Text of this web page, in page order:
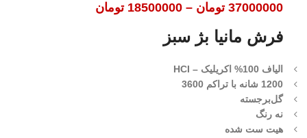
37000000 تومان –
18500000 تومان
فرش مانیا بژ سبز
الیاف 100% اکریلیک – HCI
1200 شانه با تراکم 3600
گل‌برجسته
نه رنگ
هیت ست شده